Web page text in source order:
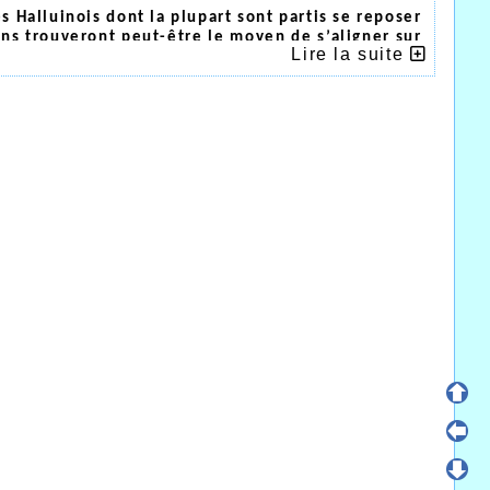
Halluinois dont la plupart sont partis se reposer
trouveront peut-être le moyen de s’aligner sur
sur la brèche, à Ninove cette fois-ci avec
Lire la suite